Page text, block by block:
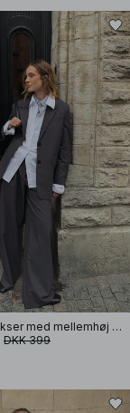
Melange bukser med mellemhøj talje
DKK 399